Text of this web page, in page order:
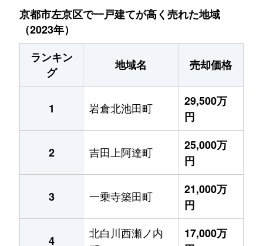
京都市左京区で一戸建てが高く売れた地域
（2023年）
ランキン
グ
地域名 売却価格
1 岩倉北池田町
29,500万
円
2 吉田上阿達町
25,000万
円
3 一乗寺築田町
21,000万
円
4
北白川西瀬ノ内
17,000万